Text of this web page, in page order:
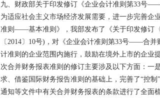
九、财政部关于印发修订《企业会计准则第33号
为适应社会主义市场经济发展需要，进一步完善企
准则——基本准则》，我部发布了《关于印发修订
〔2014〕10号)，对《企业会计准则第33号——合
计准则的企业范围内施行，鼓励在境外上市的企业
次合并财务报表准则的修订主要涉及以下方面：一
求、借鉴国际财务报告准则的基础上，完善了“控
通知等文件中有关合并财务报表的条款进行了全面